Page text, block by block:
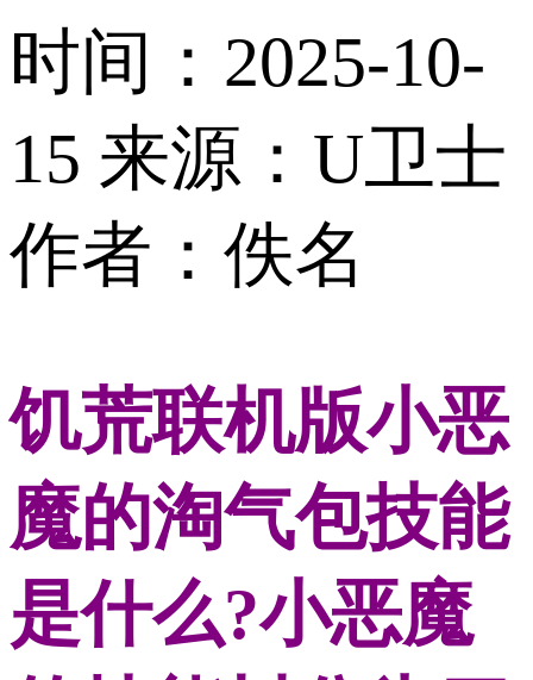
时间：2025-10-
15 来源：U卫士
作者：佚名
饥荒联机版小恶
魔的淘气包技能
是什么?小恶魔